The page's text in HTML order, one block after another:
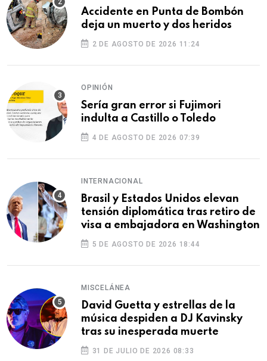
Accidente en Punta de Bombón
deja un muerto y dos heridos
2 DE AGOSTO DE 2026 11:24
OPINIÓN
Sería gran error si Fujimori
indulta a Castillo o Toledo
4 DE AGOSTO DE 2026 07:39
INTERNACIONAL
Brasil y Estados Unidos elevan
tensión diplomática tras retiro de
visa a embajadora en Washington
5 DE AGOSTO DE 2026 18:44
MISCELÁNEA
David Guetta y estrellas de la
música despiden a DJ Kavinsky
tras su inesperada muerte
31 DE JULIO DE 2026 08:33